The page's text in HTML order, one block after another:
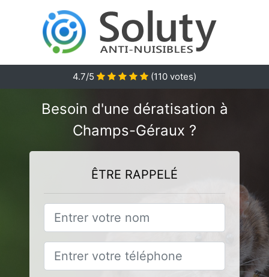
4.7/5 (110 votes)
Besoin d'une dératisation à
Champs-Géraux ?
ÊTRE RAPPELÉ